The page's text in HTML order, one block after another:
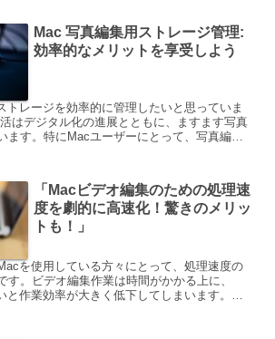
Mac 写真編集用ストレージ管理:
効率的なメリットを享受しよう
トレージを効率的に管理したいと思っていま
はデジタル化の進展とともに、ますます写真
ます。特にMacユーザーにとって、写真編集
「Macビデオ編集のための処理速
度を劇的に高速化！驚きのメリッ
トも！」
を使用している方々にとって、処理速度の
す。ビデオ編集作業は時間がかかる上に、
と作業効率が大きく低下してしまいます。そ